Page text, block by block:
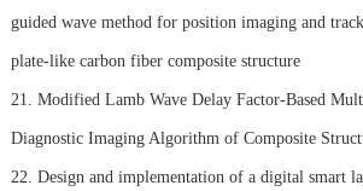
guided wave method for position imaging and
plate-like carbon fiber composite structure
21. Modified Lamb Wave Delay Factor-Based
Diagnostic Imaging Algorithm of Composite
22. Design and implementation of a digital smart